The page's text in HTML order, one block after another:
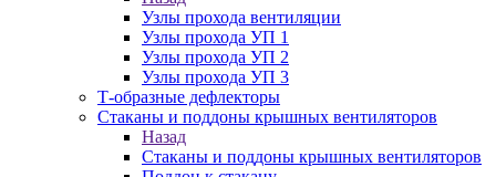
Узлы прохода вентиляции
Узлы прохода УП 1
Узлы прохода УП 2
Узлы прохода УП 3
Т-образные дефлекторы
Стаканы и поддоны крышных вентиляторов
Назад
Стаканы и поддоны крышных вентиляторов